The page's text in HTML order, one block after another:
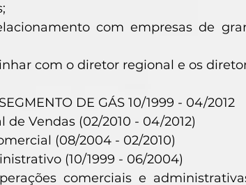
com empresas de
com o diretor regional e os
DE GÁS 10/1999 - 04/2012
de Vendas (02/2010 - 04/2012)
(08/2004 - 02/2010)
(10/1999 - 06/2004)
comerciais e